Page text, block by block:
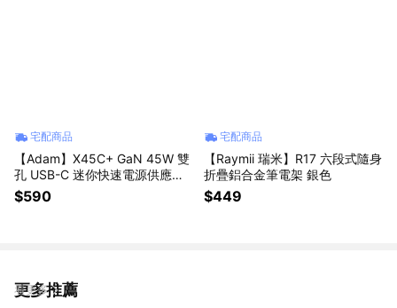
宅配商品
【Adam】X45C+ GaN 45W 雙
孔 USB-C 迷你快速電源供應器
白色
$590
宅配商品
【Raymii 瑞米】R17 六段式隨身
折疊鋁合金筆電架 銀色
$449
更多推薦
看更多